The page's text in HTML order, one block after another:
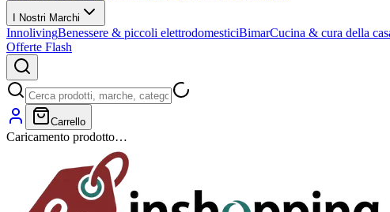
I Nostri Marchi
InnolivingBenessere & piccoli elettrodomesticiBimarCucina & cura della
Offerte Flash
Carrello
Caricamento prodotto…